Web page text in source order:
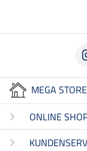
MEGA
ONLINE